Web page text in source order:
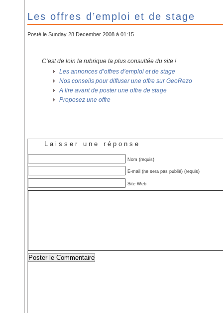
Les offres d’emploi et de stage
Posté le Sunday 28 December 2008 à 01:15
C’est de loin la rubrique la plus consultée du site !
Les annonces d’offres d’emploi et de stage
Nos conseils pour diffuser une offre sur GeoRezo
A lire avant de poster une offre de stage
Proposez une offre
Laisser une réponse
Nom (requis)
E-mail (ne sera pas publié) (requis)
Site Web